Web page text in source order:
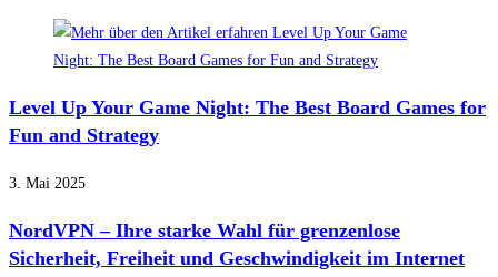
Level Up Your Game Night: The Best Board Games for
Fun and Strategy
3. Mai 2025
NordVPN – Ihre starke Wahl für grenzenlose
Sicherheit, Freiheit und Geschwindigkeit im Internet